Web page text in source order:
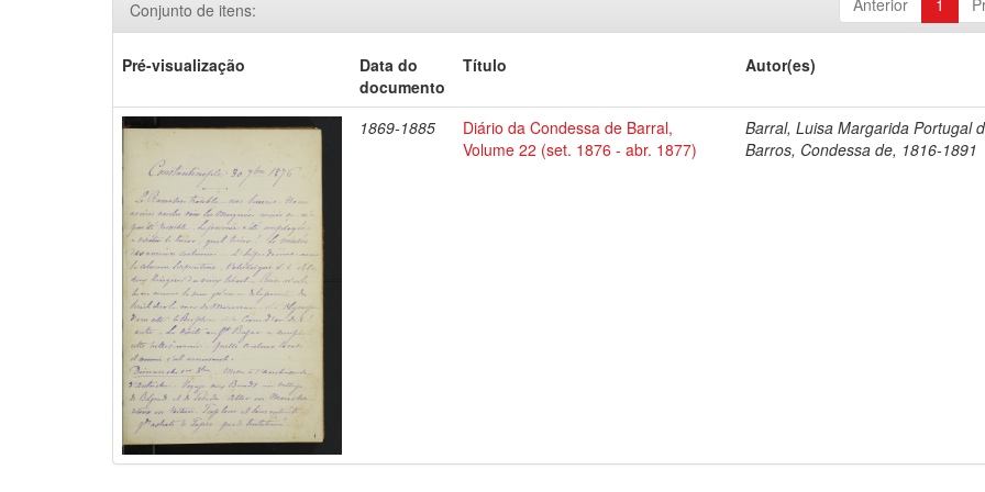
Anterior 1
Conjunto de itens:
Pré-visualização
Data do
documento
Título Autor(es)
1869-1885
Diário da Condessa de Barral,
Volume 22 (set. 1876 - abr. 1877)
Barral, Luisa Margarida Portugal
Barros, Condessa de, 1816-1891